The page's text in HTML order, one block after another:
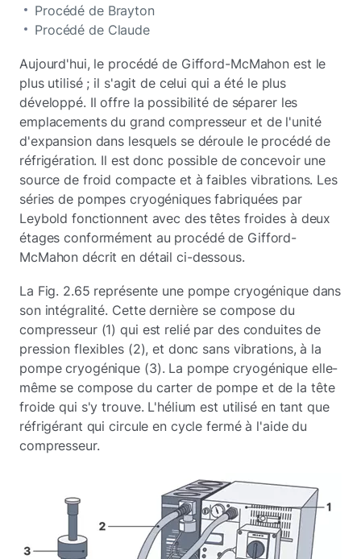
Procédé de Brayton
Procédé de Claude
Aujourd'hui, le procédé de Gifford-McMahon est le
plus utilisé ; il s'agit de celui qui a été le plus
développé. Il offre la possibilité de séparer les
emplacements du grand compresseur et de l'unité
d'expansion dans lesquels se déroule le procédé de
réfrigération. Il est donc possible de concevoir une
source de froid compacte et à faibles vibrations. Les
séries de pompes cryogéniques fabriquées par
Leybold fonctionnent avec des têtes froides à deux
étages conformément au procédé de Gifford-
McMahon décrit en détail ci-dessous.
La Fig. 2.65 représente une pompe cryogénique dans
son intégralité. Cette dernière se compose du
compresseur (1) qui est relié par des conduites de
pression flexibles (2), et donc sans vibrations, à la
pompe cryogénique (3). La pompe cryogénique elle-
même se compose du carter de pompe et de la tête
froide qui s'y trouve. L'hélium est utilisé en tant que
réfrigérant qui circule en cycle fermé à l'aide du
compresseur.